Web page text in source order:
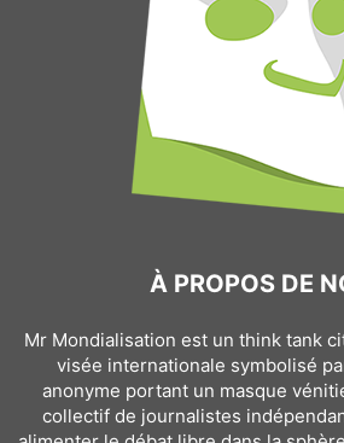
À PROPOS DE
Mr Mondialisation est un think tank
visée internationale symbolisé
anonyme portant un masque
collectif de journalistes